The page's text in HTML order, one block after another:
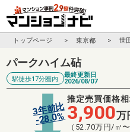
トップページ 東京都 世
パークハイム砧
駅徒歩17分圏内
最終更新日
2026/08/07
3年前比
-28.0%
推定売買価格
3,900万
（ 52.70万円/㎡〜